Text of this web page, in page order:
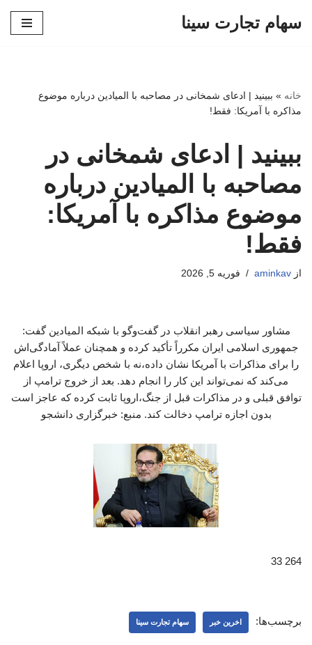
سهام تجارت سینا
خانه » ببینید | ادعای شمخانی در مصاحبه با المیادین درباره موضوع
مذاکره با آمریکا: فقط!
ببینید | ادعای شمخانی در
مصاحبه با المیادین درباره
موضوع مذاکره با آمریکا:
فقط!
از aminkav فوریه 5, 2026
مشاور سیاسی رهبر انقلاب در گفت‌وگو با شبکه المیادین گفت:
جمهوری اسلامی ایران مکرراً تأکید کرده و همچنان عملاً آمادگی‌اش
را برای مذاکرات با آمریکا نشان داده،نه با شخص دیگری، اروپا اعلام
می‌کند که نمی‌تواند این کار را انجام دهد. بعد از خروج ترامپ از
توافق قبلی و در مذاکرات قبل از جنگ،اروپا ثابت کرده که عاجز است
بدون اجازه ترامپ دخالت کند. منبع: خبرگزاری دانشجو
264 33
برچسب‌ها: اخرین خبر سهام تجارت سینا